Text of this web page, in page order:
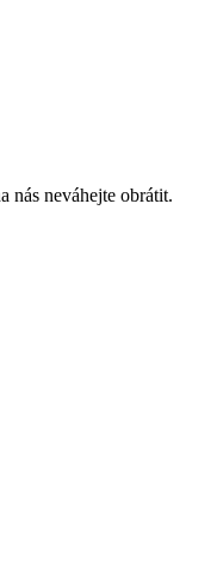
nás neváhejte obrátit.